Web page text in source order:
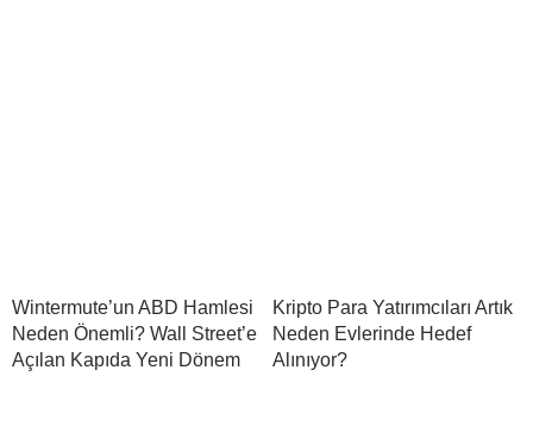
Wintermute’un ABD Hamlesi
Neden Önemli? Wall Street’e
Açılan Kapıda Yeni Dönem
Kripto Para Yatırımcıları Artık
Neden Evlerinde Hedef
Alınıyor?